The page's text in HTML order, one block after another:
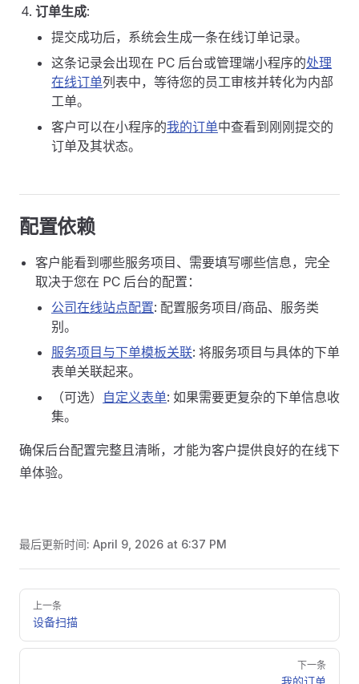
订单生成:
提交成功后，系统会生成一条在线订单记录。
这条记录会出现在 PC 后台或管理端小程序的处理
在线订单列表中，等待您的员工审核并转化为内部
工单。
客户可以在小程序的我的订单中查看到刚刚提交的
订单及其状态。
配置依赖
客户能看到哪些服务项目、需要填写哪些信息，完全
取决于您在 PC 后台的配置：
公司在线站点配置: 配置服务项目/商品、服务类
别。
服务项目与下单模板关联: 将服务项目与具体的下单
表单关联起来。
（可选） 自定义表单: 如果需要更复杂的下单信息收
集。
确保后台配置完整且清晰，才能为客户提供良好的在线下
单体验。
最后更新时间: April 9, 2026 at 6:37 PM
Pager
上一条
设备扫描
下一条
我的订单